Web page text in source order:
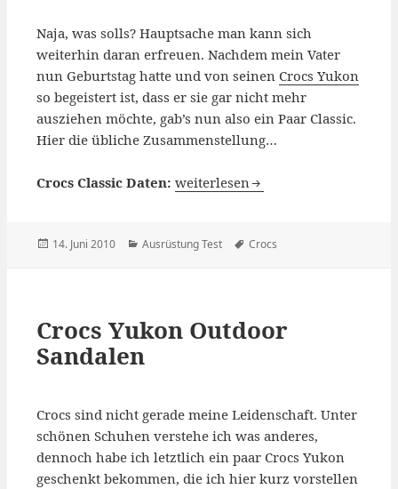
Naja, was solls? Hauptsache man kann sich
weiterhin daran erfreuen. Nachdem mein Vater
nun Geburtstag hatte und von seinen Crocs Yukon
so begeistert ist, dass er sie gar nicht mehr
ausziehen möchte, gab’s nun also ein Paar Classic.
Hier die übliche Zusammenstellung…
Crocs Classic Daten: Crocs Classic Nachfolgemodell
weiterlesen
Veröffentlicht
14. Juni 2010 Kategorien
Ausrüstung Test Schlagwörter
Crocs
Crocs Yukon Outdoor
Sandalen
Crocs sind nicht gerade meine Leidenschaft. Unter
schönen Schuhen verstehe ich was anderes,
dennoch habe ich letztlich ein paar Crocs Yukon
geschenkt bekommen, die ich hier kurz vorstellen